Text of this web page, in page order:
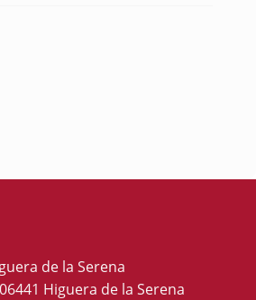
de la Serena
Higuera de la Serena